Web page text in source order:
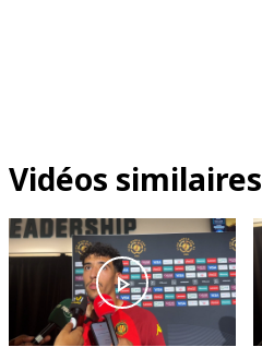
Vidéos similaires
play_arrow